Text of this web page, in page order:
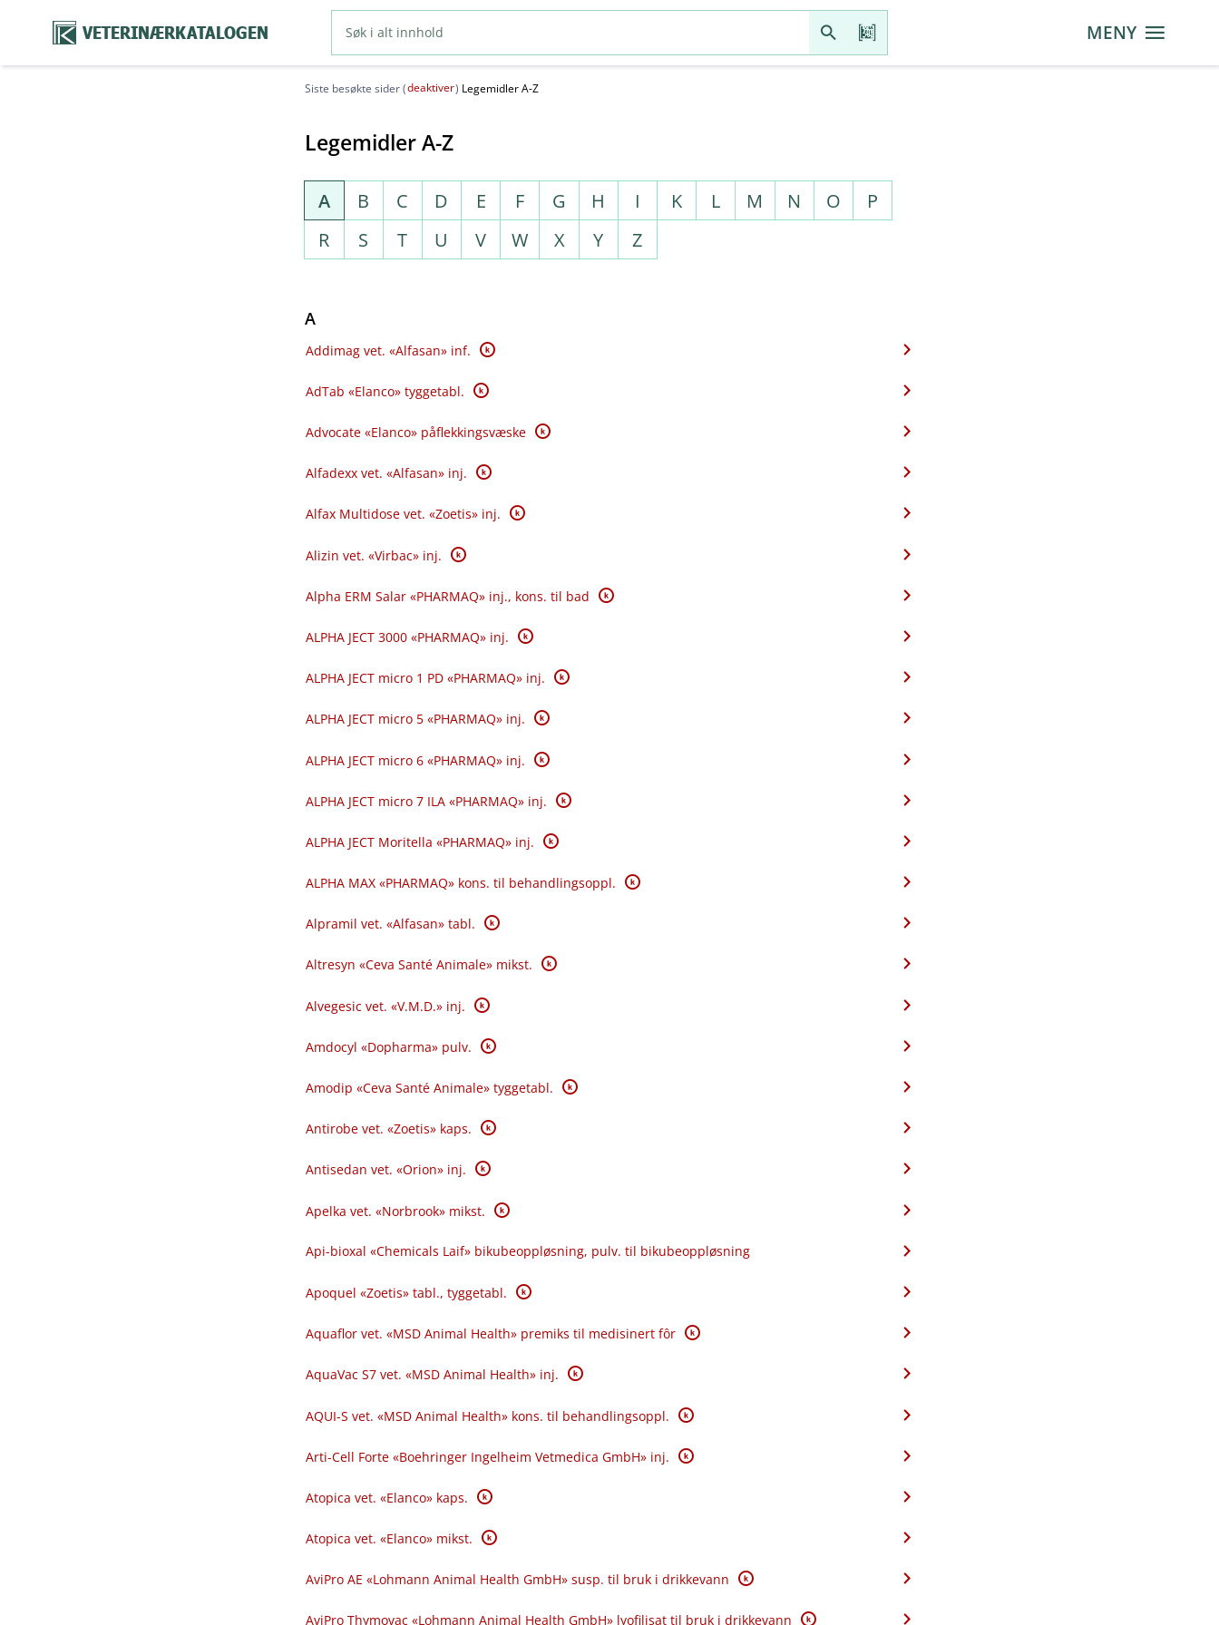
VETERINÆRKATALOGEN MENY
Siste besøkte sider (deaktiver) Legemidler A-Z
Legemidler A-Z
A B C D E F G H I K L M N O
P
R
S T U V W X Y Z
A
Addimag vet. «Alfasan» inf. K
AdTab «Elanco» tyggetabl. K
Advocate «Elanco» påflekkingsvæske K
Alfadexx vet. «Alfasan» inj. K
Alfax Multidose vet. «Zoetis» inj. K
Alizin vet. «Virbac» inj. K
Alpha ERM Salar «PHARMAQ» inj., kons. til bad K
ALPHA JECT 3000 «PHARMAQ» inj. K
ALPHA JECT micro 1 PD «PHARMAQ» inj. K
ALPHA JECT micro 5 «PHARMAQ» inj. K
ALPHA JECT micro 6 «PHARMAQ» inj. K
ALPHA JECT micro 7 ILA «PHARMAQ» inj. K
ALPHA JECT Moritella «PHARMAQ» inj. K
ALPHA MAX «PHARMAQ» kons. til behandlingsoppl. K
Alpramil vet. «Alfasan» tabl. K
Altresyn «Ceva Santé Animale» mikst. K
Alvegesic vet. «V.M.D.» inj. K
Amdocyl «Dopharma» pulv. K
Amodip «Ceva Santé Animale» tyggetabl. K
Antirobe vet. «Zoetis» kaps. K
Antisedan vet. «Orion» inj. K
Apelka vet. «Norbrook» mikst. K
Api-bioxal «Chemicals Laif» bikubeoppløsning, pulv. til bikubeoppløsning
Apoquel «Zoetis» tabl., tyggetabl. K
Aquaflor vet. «MSD Animal Health» premiks til medisinert fôr K
AquaVac S7 vet. «MSD Animal Health» inj. K
AQUI-S vet. «MSD Animal Health» kons. til behandlingsoppl. K
Arti-Cell Forte «Boehringer Ingelheim Vetmedica GmbH» inj. K
Atopica vet. «Elanco» kaps. K
Atopica vet. «Elanco» mikst. K
AviPro AE «Lohmann Animal Health GmbH» susp. til bruk i drikkevann K
AviPro Thymovac «Lohmann Animal Health GmbH» lyofilisat til bruk i drikkevann K